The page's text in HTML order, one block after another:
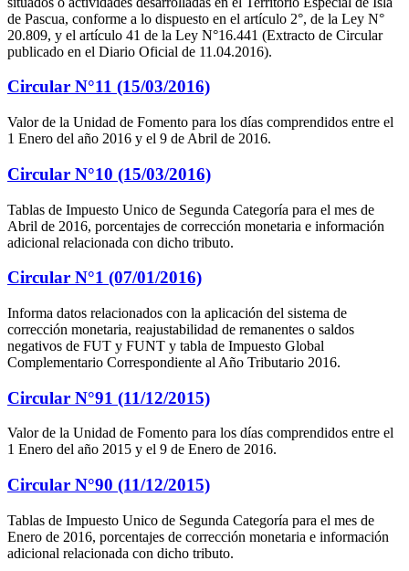
de Pascua, conforme a lo dispuesto en el artículo 2°, de la Ley N°
20.809, y el artículo 41 de la Ley N°16.441 (Extracto de Circular
publicado en el Diario Oficial de 11.04.2016).
Circular N°11 (15/03/2016)
Valor de la Unidad de Fomento para los días comprendidos entre el
1 Enero del año 2016 y el 9 de Abril de 2016.
Circular N°10 (15/03/2016)
Tablas de Impuesto Unico de Segunda Categoría para el mes de
Abril de 2016, porcentajes de corrección monetaria e información
adicional relacionada con dicho tributo.
Circular N°1 (07/01/2016)
Informa datos relacionados con la aplicación del sistema de
corrección monetaria, reajustabilidad de remanentes o saldos
negativos de FUT y FUNT y tabla de Impuesto Global
Complementario Correspondiente al Año Tributario 2016.
Circular N°91 (11/12/2015)
Valor de la Unidad de Fomento para los días comprendidos entre el
1 Enero del año 2015 y el 9 de Enero de 2016.
Circular N°90 (11/12/2015)
Tablas de Impuesto Unico de Segunda Categoría para el mes de
Enero de 2016, porcentajes de corrección monetaria e información
adicional relacionada con dicho tributo.